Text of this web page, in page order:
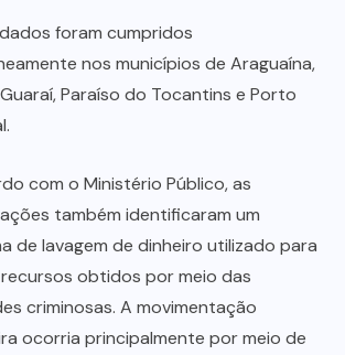
foram cumpridos
nos municípios de Araguaína,
Paraíso do Tocantins e Porto
com o Ministério Público, as
também identificaram um
de lavagem de dinheiro utilizado para
obtidos por meio das
criminosas. A movimentação
ocorria principalmente por meio de